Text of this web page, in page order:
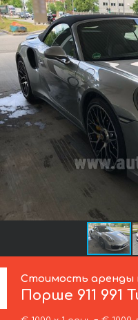
Стоимость аренды
Порше 911 991